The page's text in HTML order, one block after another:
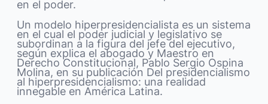
en el poder.
Un modelo hiperpresidencialista es un sistema
en el cual el poder judicial y legislativo se
subordinan a la figura del jefe del ejecutivo,
según explica el abogado y Maestro en
Derecho Constitucional, Pablo Sergio Ospina
Molina, en su publicación Del presidencialismo
al hiperpresidencialismo: una realidad
innegable en América Latina.